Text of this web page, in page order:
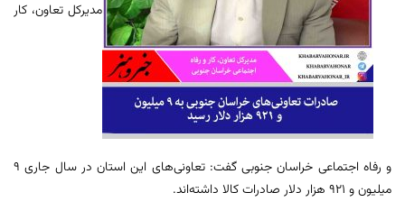
مدیرکل تعاون، کار
و رفاه اجتماعی خراسان جنوبی گفت: تعاونی‌های این استان در سال جاری ۹
میلیون و ۹۲۱ هزار دلار صادرات کالا داشته‌اند.